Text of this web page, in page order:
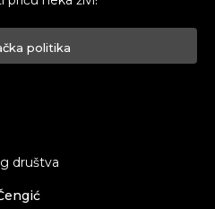
politika
društva